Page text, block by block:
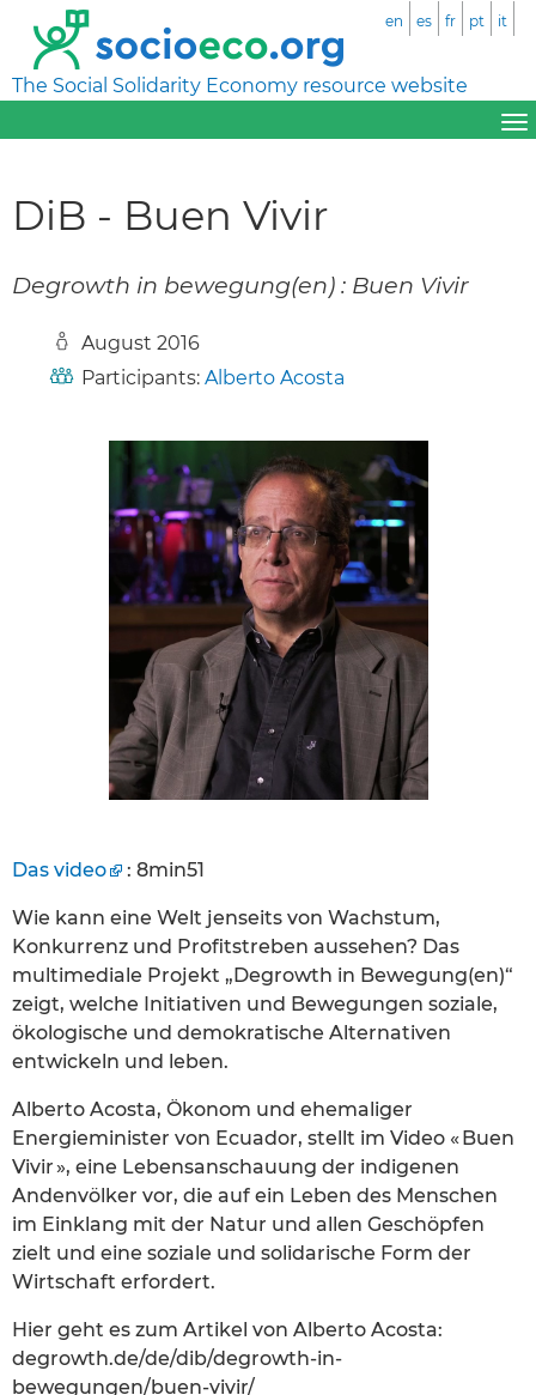
The Social Solidarity Economy resource website
en es fr pt it
DiB - Buen Vivir
Degrowth in bewegung(en) : Buen Vivir
August 2016
Participants: Alberto Acosta
Das video : 8min51
Wie kann eine Welt jenseits von Wachstum,
Konkurrenz und Profitstreben aussehen? Das
multimediale Projekt „Degrowth in Bewegung(en)“
zeigt, welche Initiativen und Bewegungen soziale,
ökologische und demokratische Alternativen
entwickeln und leben.
Alberto Acosta, Ökonom und ehemaliger
Energieminister von Ecuador, stellt im Video « Buen
Vivir », eine Lebensanschauung der indigenen
Andenvölker vor, die auf ein Leben des Menschen
im Einklang mit der Natur und allen Geschöpfen
zielt und eine soziale und solidarische Form der
Wirtschaft erfordert.
Hier geht es zum Artikel von Alberto Acosta:
degrowth.de/de/dib/degrowth-in-
bewegungen/buen-vivir/